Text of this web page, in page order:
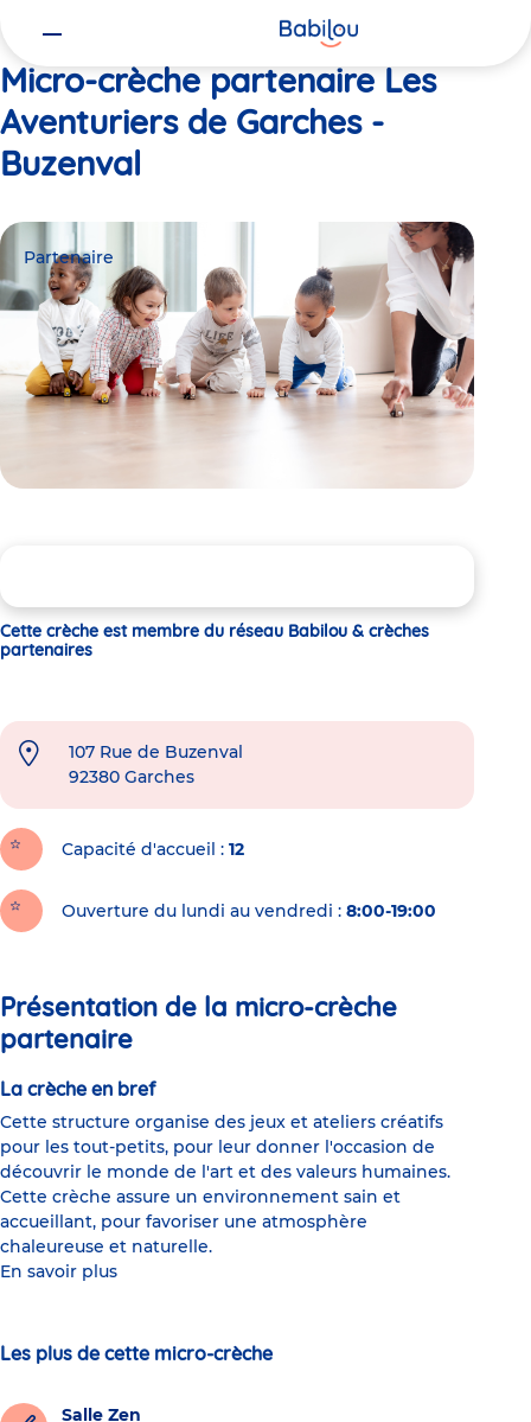
Micro-crèche partenaire Les
Aventuriers de Garches -
Buzenval
Partenaire
Cette crèche est membre du réseau Babilou & crèches
partenaires
107 Rue de Buzenval
92380 Garches
Capacité d'accueil 12
Ouverture du lundi au vendredi : 8:00-19:00
Présentation de la micro-crèche
partenaire
La crèche en bref
Cette structure organise des jeux et ateliers créatifs
pour les tout-petits, pour leur donner l'occasion de
découvrir le monde de l'art et des valeurs humaines.
Cette crèche assure un environnement sain et
accueillant, pour favoriser une atmosphère
chaleureuse et naturelle.
En savoir plus
Les plus de cette micro-crèche
Salle Zen